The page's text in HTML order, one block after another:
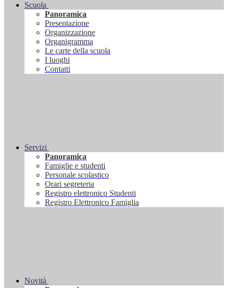
Scuola
Panoramica
Presentazione
Organizzazione
Organigramma
Le carte della scuola
I luoghi
Contatti
Servizi
Panoramica
Famiglie e studenti
Personale scolastico
Orari segreteria
Registro elettronico Studenti
Registro Elettronico Famiglia
Novità